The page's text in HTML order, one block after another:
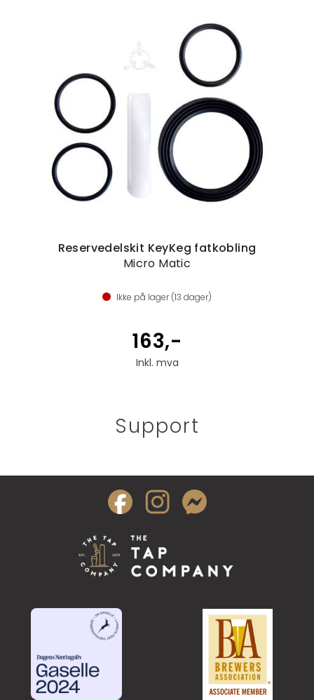
Reservedelskit KeyKeg fatkobling
Micro Matic
Ikke på lager (13 dager)
163,-
Inkl. mva
Support